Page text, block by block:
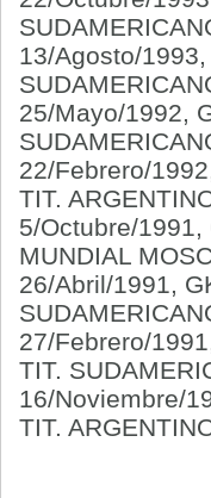
13/Agosto/
25/Mayo/1992,
22/Febrero/
TIT.
5/Octubre/1991,
MUNDIAL
26/Abril/1991,
27/Febrero/
TIT.
16/Noviembre/
TIT.